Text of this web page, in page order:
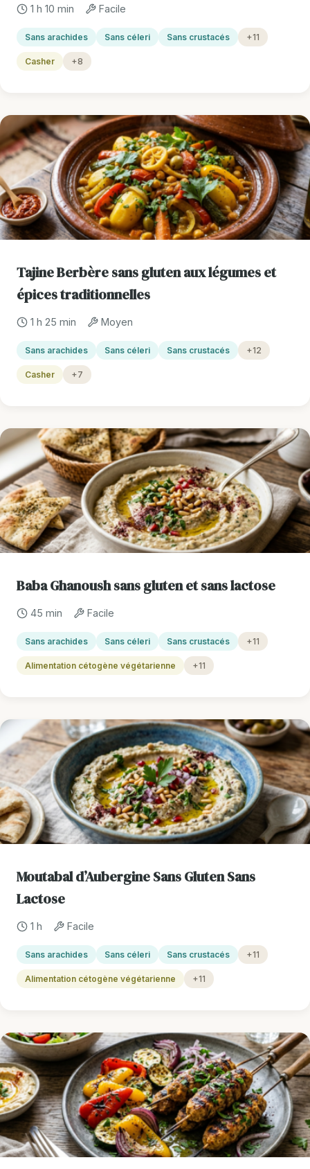
1 h 10 min Facile
Sans arachides Sans céleri Sans crustacés +11
Casher +8
Tajine Berbère sans gluten aux légumes et
épices traditionnelles
1 h 25 min Moyen
Sans arachides Sans céleri Sans crustacés +12
Casher +7
Baba Ghanoush sans gluten et sans lactose
45 min Facile
Sans arachides Sans céleri Sans crustacés +11
Alimentation cétogène végétarienne +11
Moutabal d’Aubergine Sans Gluten Sans
Lactose
1 h Facile
Sans arachides Sans céleri Sans crustacés +11
Alimentation cétogène végétarienne +11